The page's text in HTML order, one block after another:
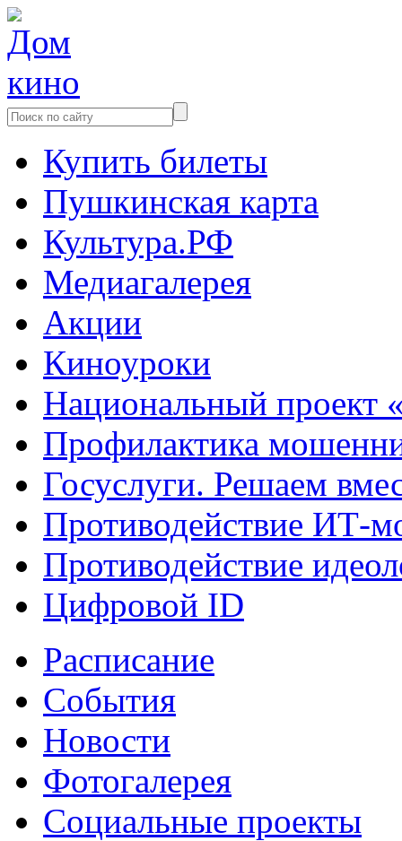
Купить билеты
Пушкинская карта
Культура.РФ
Медиагалерея
Акции
Киноуроки
Национальный проект
Профилактика
Госуслуги. Решаем
Противодействие ИТ-
Противодействие
Цифровой ID
Расписание
События
Новости
Фотогалерея
Социальные проекты